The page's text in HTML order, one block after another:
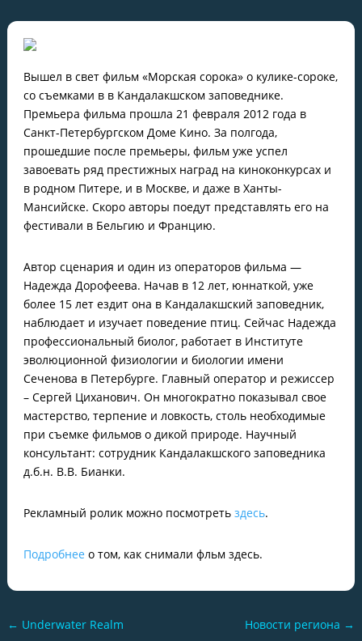
Вышел в свет фильм «Морская сорока» о кулике-сороке,
со съемками в в Кандалакшском заповеднике.
Премьера фильма прошла 21 февраля 2012 года в
Санкт-Петербургском Доме Кино. За полгода,
прошедшие после премьеры, фильм уже успел
завоевать ряд престижных наград на киноконкурсах и
в родном Питере, и в Москве, и даже в Ханты-
Мансийске. Скоро авторы поедут представлять его на
фестивали в Бельгию и Францию.
Автор сценария и один из операторов фильма —
Надежда Дорофеева. Начав в 12 лет, юннаткой, уже
более 15 лет ездит она в Кандалакшский заповедник,
наблюдает и изучает поведение птиц. Сейчас Надежда
профессиональный биолог, работает в Институте
эволюционной физиологии и биологии имени
Сеченова в Петербурге. Главный оператор и режиссер
– Сергей Циханович. Он многократно показывал свое
мастерство, терпение и ловкость, столь необходимые
при съемке фильмов о дикой природе. Научный
консультант: сотрудник Кандалакшского заповедника
д.б.н. В.В. Бианки.
Рекламный ролик можно посмотреть здесь.
Подробнее о том, как снимали фльм здесь.
← Underwater Realm Новости региона →